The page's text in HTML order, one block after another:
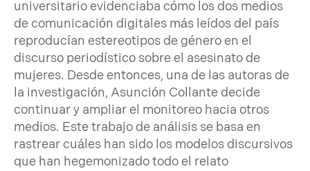
universitario evidenciaba cómo los dos medios
de comunicación digitales más leídos del país
reproducían estereotipos de género en el
discurso periodístico sobre el asesinato de
mujeres. Desde entonces, una de las autoras de
la investigación, Asunción Collante decide
continuar y ampliar el monitoreo hacia otros
medios. Este trabajo de análisis se basa en
rastrear cuáles han sido los modelos discursivos
que han hegemonizado todo el relato